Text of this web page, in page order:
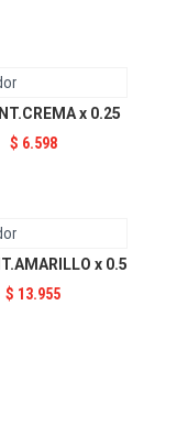
x 0.25
$ 6.598
x 0.5
$ 13.955